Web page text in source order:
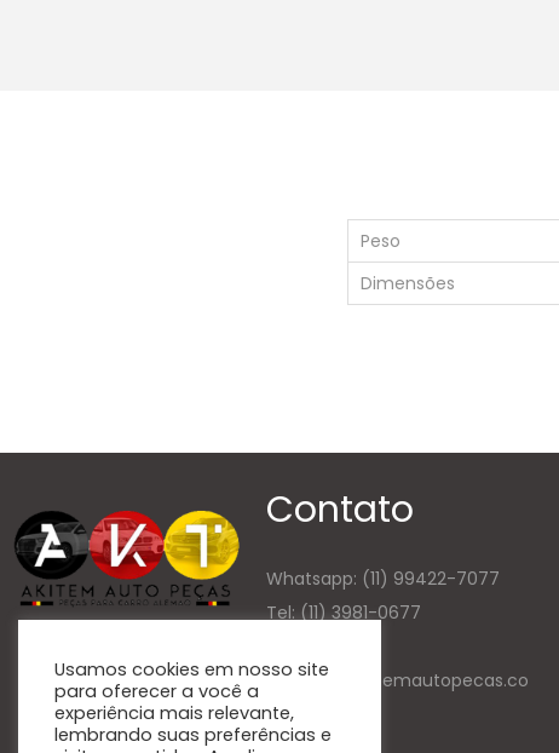
Peso
Dimensões
Contato
Whatsapp: (11) 99422-7077
Tel: (11) 3981-0677
contato@akitemautopecas.co
m.br
Atendimento
Usamos cookies em nosso site
para oferecer a você a
experiência mais relevante,
lembrando suas preferências e